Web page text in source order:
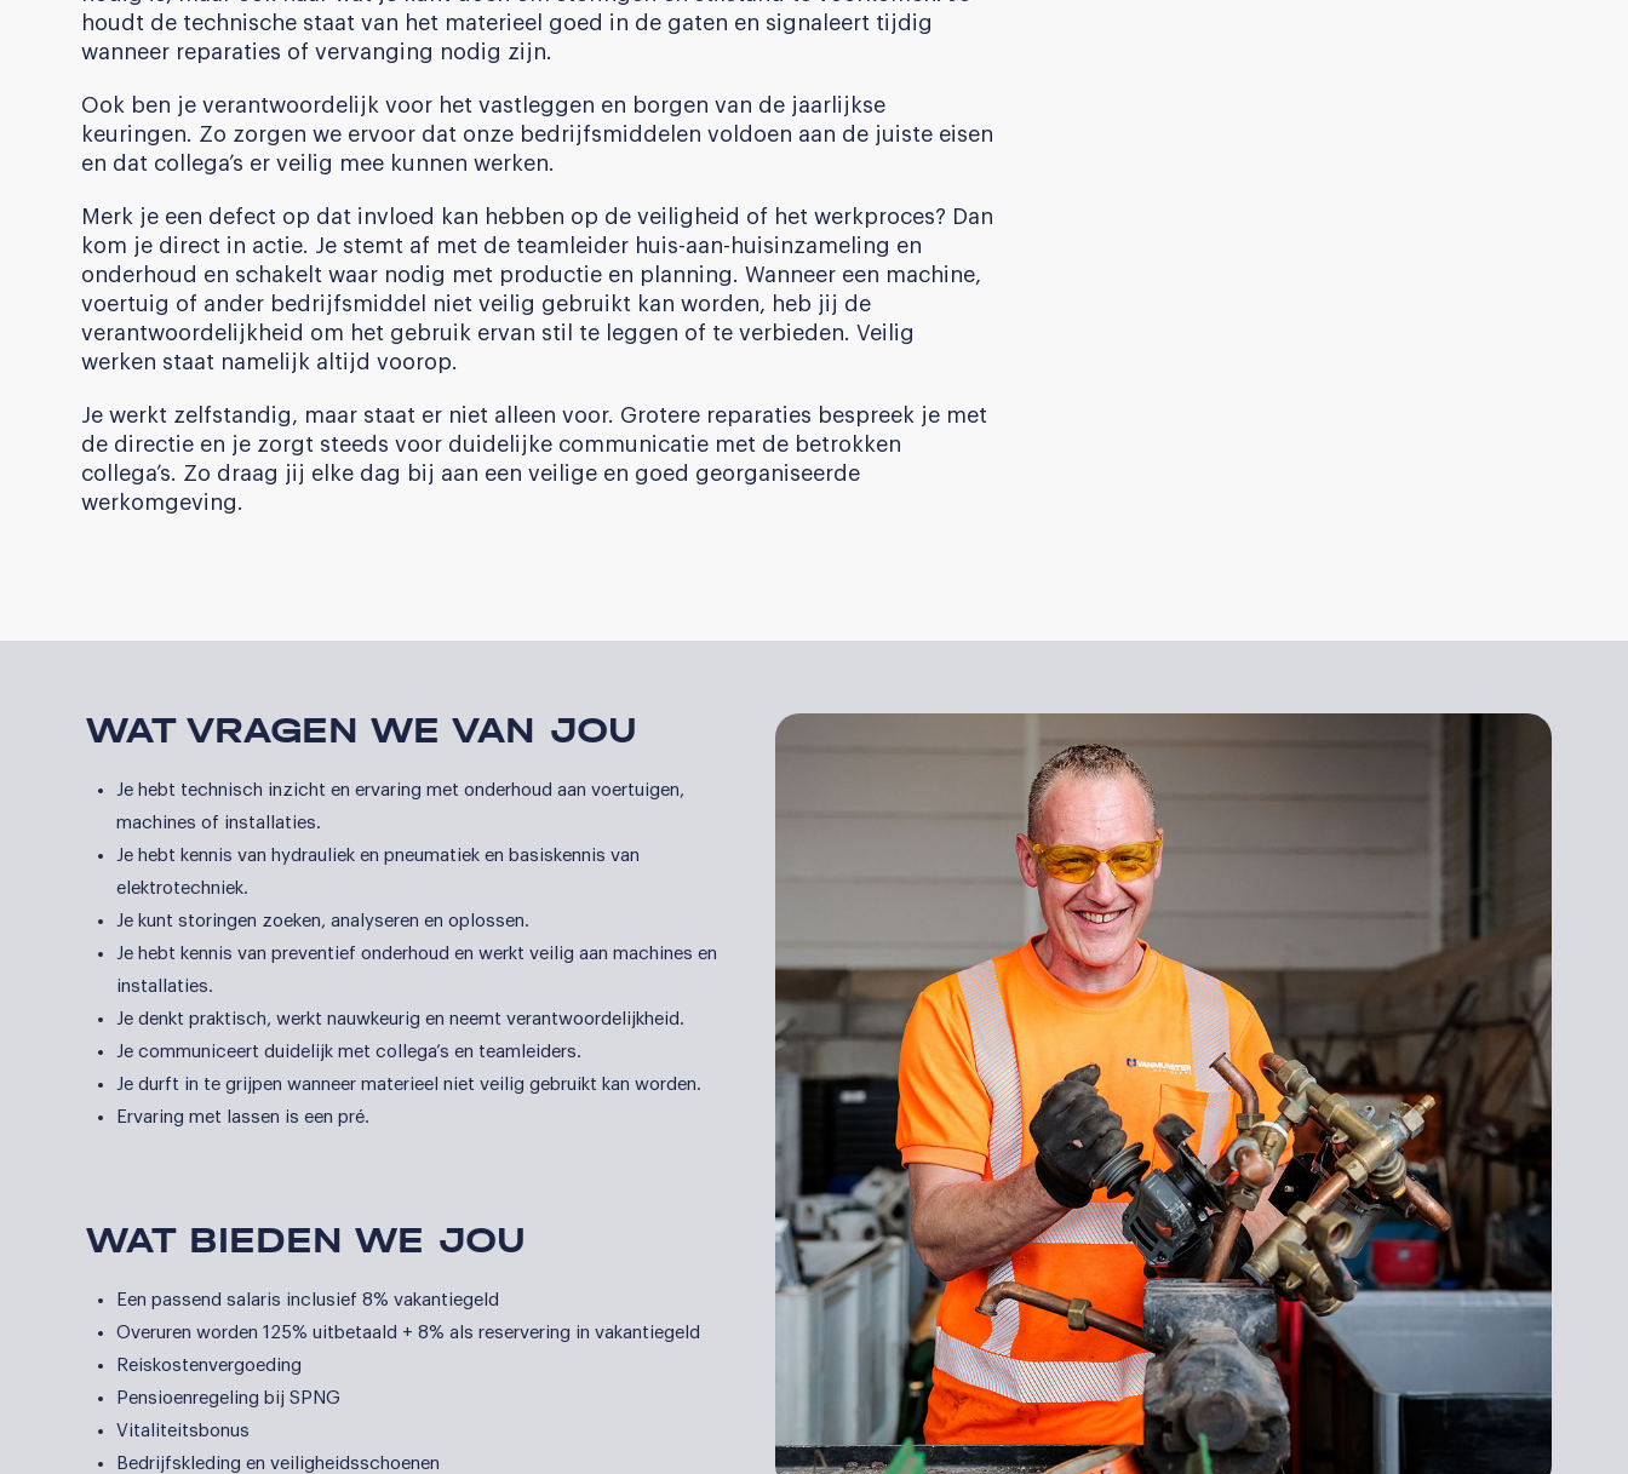
houdt de technische staat van het materieel goed in de gaten en signaleert tijdig
wanneer reparaties of vervanging nodig zijn.
Ook ben je verantwoordelijk voor het vastleggen en borgen van de jaarlijkse
keuringen. Zo zorgen we ervoor dat onze bedrijfsmiddelen voldoen aan de juiste eisen
en dat collega’s er veilig mee kunnen werken.
Merk je een defect op dat invloed kan hebben op de veiligheid of het werkproces? Dan
kom je direct in actie. Je stemt af met de teamleider huis-aan-huisinzameling en
onderhoud en schakelt waar nodig met productie en planning. Wanneer een machine,
voertuig of ander bedrijfsmiddel niet veilig gebruikt kan worden, heb jij de
verantwoordelijkheid om het gebruik ervan stil te leggen of te verbieden. Veilig
werken staat namelijk altijd voorop.
Je werkt zelfstandig, maar staat er niet alleen voor. Grotere reparaties bespreek je met
de directie en je zorgt steeds voor duidelijke communicatie met de betrokken
collega’s. Zo draag jij elke dag bij aan een veilige en goed georganiseerde
werkomgeving.
WAT VRAGEN WE VAN JOU
Je hebt technisch inzicht en ervaring met onderhoud aan voertuigen,
machines of installaties.
Je hebt kennis van hydrauliek en pneumatiek en basiskennis van
elektrotechniek.
Je kunt storingen zoeken, analyseren en oplossen.
Je hebt kennis van preventief onderhoud en werkt veilig aan machines en
installaties.
Je denkt praktisch, werkt nauwkeurig en neemt verantwoordelijkheid.
Je communiceert duidelijk met collega’s en teamleiders.
Je durft in te grijpen wanneer materieel niet veilig gebruikt kan worden.
Ervaring met lassen is een pré.
WAT BIEDEN WE JOU
Een passend salaris inclusief 8% vakantiegeld
Overuren worden 125% uitbetaald + 8% als reservering in vakantiegeld
Reiskostenvergoeding
Pensioenregeling bij SPNG
Vitaliteitsbonus
Bedrijfskleding en veiligheidsschoenen